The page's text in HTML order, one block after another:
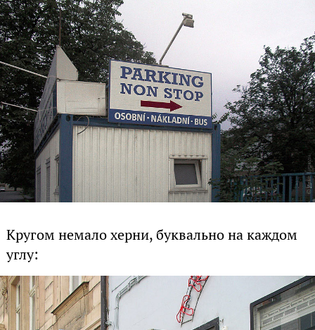
Кругом немало херни, буквально на каждом
углу: